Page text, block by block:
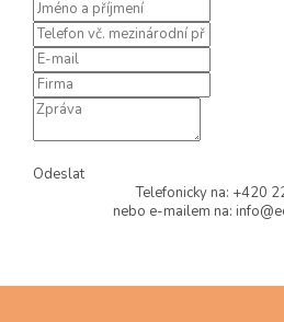
Odeslat
Telefonicky na: +420
nebo e-mailem na: